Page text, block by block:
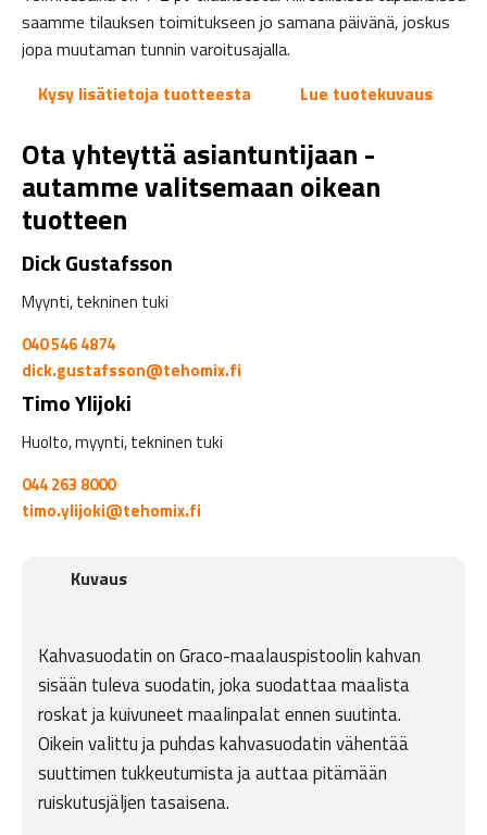
saamme tilauksen toimitukseen jo samana päivänä, joskus
jopa muutaman tunnin varoitusajalla.
Kysy lisätietoja tuotteesta
Lue tuotekuvaus
Ota yhteyttä asiantuntijaan -
autamme valitsemaan oikean
tuotteen
Dick Gustafsson
Myynti, tekninen tuki
040 546 4874
dick.gustafsson@tehomix.fi
Timo Ylijoki
Huolto, myynti, tekninen tuki
044 263 8000
timo.ylijoki@tehomix.fi
Kuvaus
Kahvasuodatin on Graco-maalauspistoolin kahvan
sisään tuleva suodatin, joka suodattaa maalista
roskat ja kuivuneet maalinpalat ennen suutinta.
Oikein valittu ja puhdas kahvasuodatin vähentää
suuttimen tukkeutumista ja auttaa pitämään
ruiskutusjäljen tasaisena.